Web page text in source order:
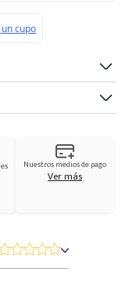
Nuestros medios de pago
Ver más